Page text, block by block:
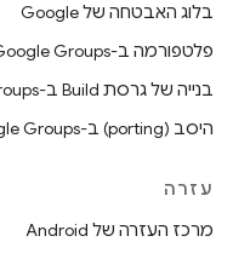
בלוג האבטחה של Google
פלטפורמה ב-Google Groups
בנייה של גרסת Build ב-Google Groups
היסב (porting) ב-Google Groups
עזרה
מרכז העזרה של Android